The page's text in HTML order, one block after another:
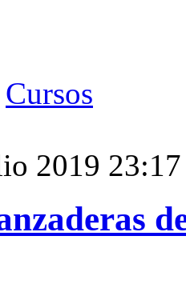
Cursos
2019 23:17